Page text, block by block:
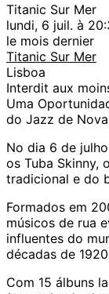
Titanic Sur Mer
lundi, 6 juil. à
le mois dernier
Titanic Sur Mer
Lisboa
Interdit aux
Uma
do Jazz de Nova
No dia 6 de
os Tuba Skinny,
tradicional e do
Formados em
músicos de rua
influentes do
décadas de
Com 15 álbuns